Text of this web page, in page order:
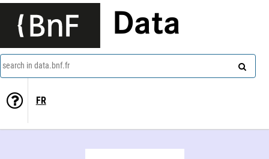
Data
search in data.bnf.fr
FR